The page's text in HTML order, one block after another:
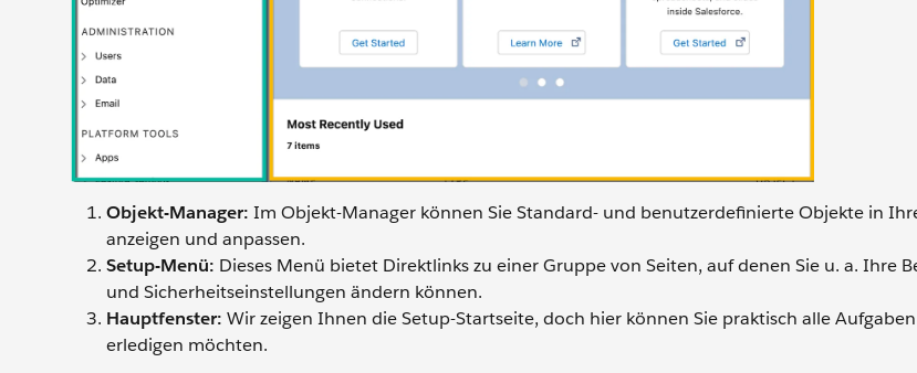
Objekt-Manager: Im Objekt-Manager können Sie Standard- und benutzerdefinierte Objekte in
anzeigen und anpassen.
Setup-Menü: Dieses Menü bietet Direktlinks zu einer Gruppe von Seiten, auf denen Sie u. a. Ihre
und Sicherheitseinstellungen ändern können.
Hauptfenster: Wir zeigen Ihnen die Setup-Startseite, doch hier können Sie praktisch alle
erledigen möchten.